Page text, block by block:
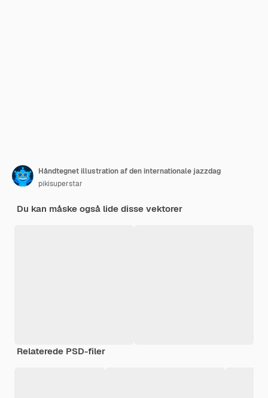
Håndtegnet illustration af den internationale jazzdag
pikisuperstar
Du kan måske også lide disse vektorer
Relaterede PSD-filer